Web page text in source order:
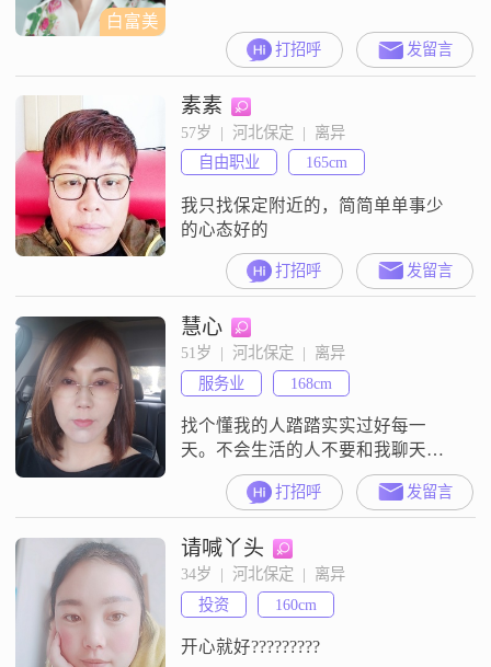
白富美
打招呼 发留言
素素
57岁  |  河北保定  |  离异
自由职业
165cm
我只找保定附近的，简简单单事少
的心态好的
打招呼 发留言
慧心
51岁  |  河北保定  |  离异
服务业
168cm
找个懂我的人踏踏实实过好每一
天。不会生活的人不要和我聊天。
我有时间也不会浪费在无聊的事儿
上。最是属?的朋友找我聊天。
打招呼 发留言
请喊丫头
34岁  |  河北保定  |  离异
投资
160cm
开心就好?????????